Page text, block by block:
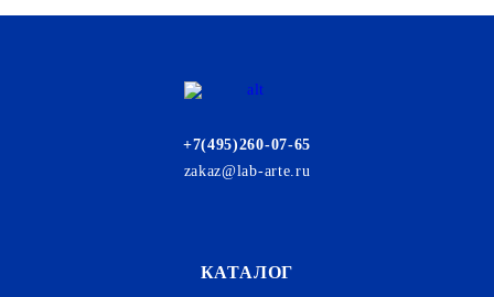
+7(495)260-07-65
zakaz@lab-arte.ru
КАТАЛОГ